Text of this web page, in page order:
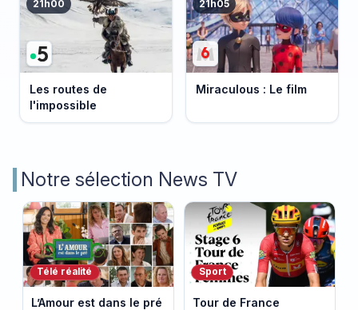
21h00
Les routes de
l'impossible
21h05
Miraculous : Le film
Notre sélection News TV
Télé réalité
L’Amour est dans le pré
Sport
Tour de France